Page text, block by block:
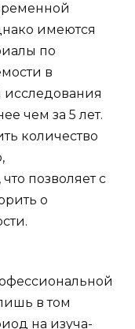
имеются
по
в
исследования
чем за 5 лет.
количество
позволяет с
о
в том
на изуча-